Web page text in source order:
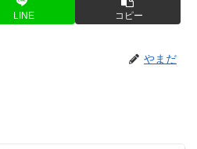
LINE コピー
やまだ